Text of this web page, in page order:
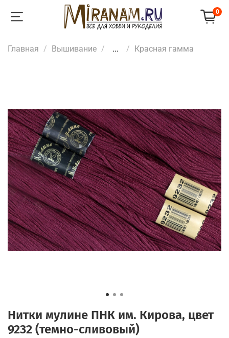
0
Главная Вышивание ... Красная гамма
Нитки мулине ПНК им. Кирова, цвет
9232 (темно-сливовый)